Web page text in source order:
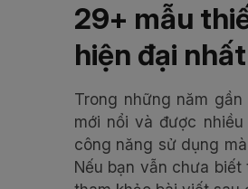
29+ mẫu
hiện đại nhất
Trong những năm gần
mới nổi và được
công năng sử dụng
Nếu bạn vẫn chưa biết